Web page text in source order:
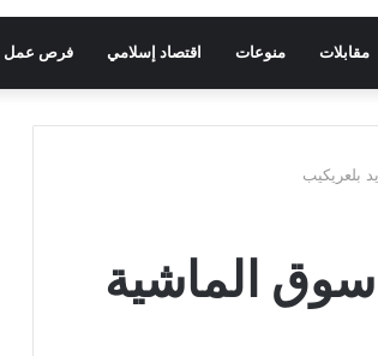
مقابلات منوعات اقتصاد إسلامي فرص عمل
بلعريكيب
سوق الماشية